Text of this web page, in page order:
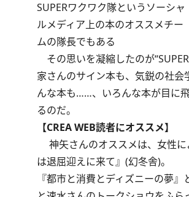
SUPERワクワク隊というソーシャ
ルメディア上の本のオススメチー
ムの隊長でもある
その思いを凝縮したのが
家さんのサイン本も、気鋭の社
んな本も……、いろんな本が目に
るのだ。
【CREA WEB読者にオススメ】
神矢さんのオススメは、女性に
は退屈迎えに来て』(幻冬舎)。
『都市と消費とディズニーの夢